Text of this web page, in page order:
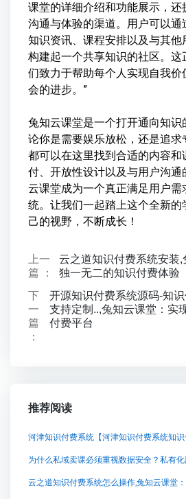
课堂的详细介绍和功能展示，还
沟通与体验的渠道。用户可以通
知识资讯、课程安排以及与其他
构建起一个共享知识的社区。这
们致力于帮助每个人实现自我价
会的进步。”
兔知云课堂是一个打开通向知识
论你是需要娱乐放松，还是追求
都可以在这里找到合适的内容和
付、开放性设计以及与用户沟通
云课堂成为一个真正满足用户需
统。让我们一起踏上这个全新的
己的视野，不断成长！
上一
篇 ：
云之道知识付费系统安装
独一无二的知识付费体验
下
一
篇
：
开源知识付费系统源码-知
支持定制..,兔知云课堂：实
付费平台
推荐阅读
为什么私域卖课必须重视数据安全？私有